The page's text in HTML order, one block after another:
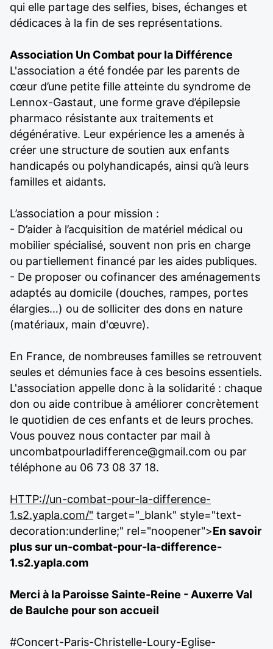
qui elle partage des selfies, bises, échanges et
dédicaces à la fin de ses représentations.
Association Un Combat pour la Différence
L'association a été fondée par les parents de
cœur d’une petite fille atteinte du syndrome de
Lennox-Gastaut, une forme grave d’épilepsie
pharmaco résistante aux traitements et
dégénérative. Leur expérience les a amenés à
créer une structure de soutien aux enfants
handicapés ou polyhandicapés, ainsi qu’à leurs
familles et aidants.
L’association a pour mission :
- D’aider à l’acquisition de matériel médical ou
mobilier spécialisé, souvent non pris en charge
ou partiellement financé par les aides publiques.
- De proposer ou cofinancer des aménagements
adaptés au domicile (douches, rampes, portes
élargies…) ou de solliciter des dons en nature
(matériaux, main d'œuvre).
En France, de nombreuses familles se retrouvent
seules et démunies face à ces besoins essentiels.
L'association appelle donc à la solidarité : chaque
don ou aide contribue à améliorer concrètement
le quotidien de ces enfants et de leurs proches.
Vous pouvez nous contacter par mail à
uncombatpourladifference@gmail.com ou par
téléphone au 06 73 08 37 18.
HTTP://un-combat-pour-la-difference-
1.s2.yapla.com/" target="_blank" style="text-
decoration:underline;" rel="noopener">En savoir
plus sur un-combat-pour-la-difference-
1.s2.yapla.com
Merci à la Paroisse Sainte-Reine - Auxerre Val
de Baulche pour son accueil
#Concert-Paris-Christelle-Loury-Eglise-